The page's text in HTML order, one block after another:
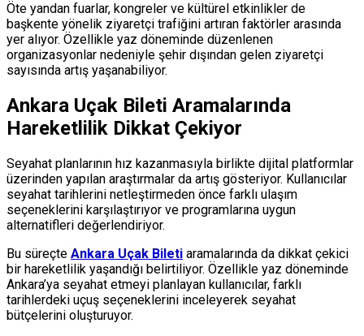
Öte yandan fuarlar, kongreler ve kültürel etkinlikler de
başkente yönelik ziyaretçi trafiğini artıran faktörler arasında
yer alıyor. Özellikle yaz döneminde düzenlenen
organizasyonlar nedeniyle şehir dışından gelen ziyaretçi
sayısında artış yaşanabiliyor.
Ankara Uçak Bileti Aramalarında
Hareketlilik Dikkat Çekiyor
Seyahat planlarının hız kazanmasıyla birlikte dijital platformlar
üzerinden yapılan araştırmalar da artış gösteriyor. Kullanıcılar
seyahat tarihlerini netleştirmeden önce farklı ulaşım
seçeneklerini karşılaştırıyor ve programlarına uygun
alternatifleri değerlendiriyor.
Bu süreçte Ankara Uçak Bileti aramalarında da dikkat çekici
bir hareketlilik yaşandığı belirtiliyor. Özellikle yaz döneminde
Ankara’ya seyahat etmeyi planlayan kullanıcılar, farklı
tarihlerdeki uçuş seçeneklerini inceleyerek seyahat
bütçelerini oluşturuyor.